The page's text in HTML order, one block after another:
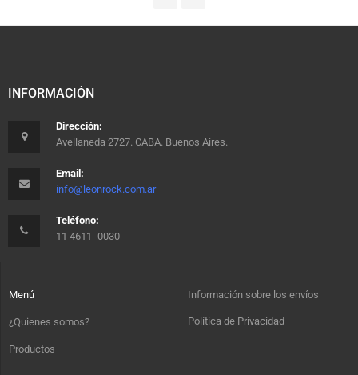
INFORMACIÓN
Dirección:
Avellaneda 2727. CABA. Buenos Aires.
Email:
info@leonrock.com.ar
Teléfono:
11 4611- 0030
Menú
¿Quienes somos?
Productos
Información sobre los envíos
Política de Privacidad